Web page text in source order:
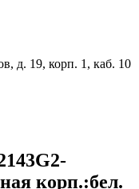
д. 19, корп. 1, каб. 10
корп.:бел.